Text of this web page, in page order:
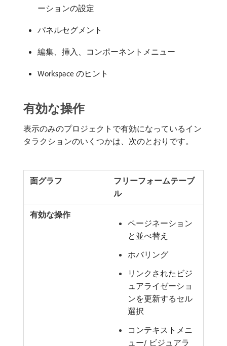
ーションの設定
パネルセグメント
編集、挿入、コンポーネントメニュー
Workspace のヒント
有効な操作
表示のみのプロジェクトで有効になっているイン
タラクションのいくつかは、次のとおりです。
フリーフォームテーブ
ル
ページネーション
と並べ替え
ホバリング
リンクされたビジ
ュアライゼーショ
ンを更新するセル
選択
コンテキストメニ
ュー/ ビジュアラ